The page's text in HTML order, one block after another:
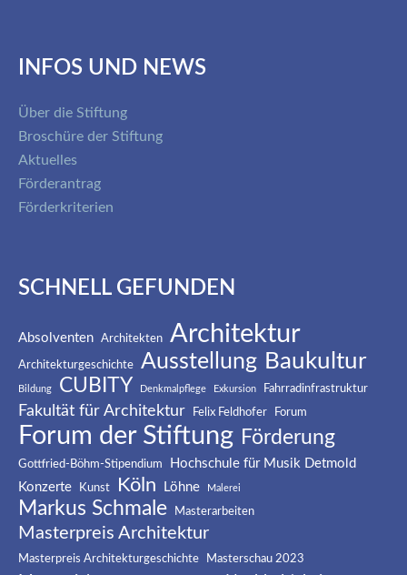
INFOS UND NEWS
Über die Stiftung
Broschüre der Stiftung
Aktuelles
Förderantrag
Förderkriterien
SCHNELL GEFUNDEN
Absolventen Architekten Architektur
Architekturgeschichte Ausstellung Baukultur
Bildung CUBITY Denkmalpflege Exkursion Fahrradinfrastruktur
Fakultät für Architektur Felix Feldhofer Forum
Forum der Stiftung Förderung
Gottfried-Böhm-Stipendium
Hochschule für Musik Detmold
Konzerte
Kunst Köln Löhne Malerei
Markus Schmale Masterarbeiten
Masterpreis Architektur
Masterpreis Architekturgeschichte Masterschau 2023